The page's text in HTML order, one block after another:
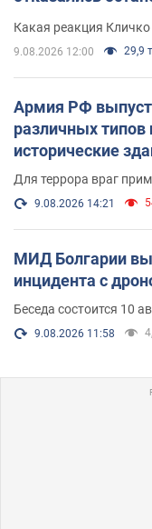
Какая реакция
9.08.2026 12:00 29,9
Армия РФ
различных типов
исторические
и видео
Для террора враг
9.08.2026 14:21
МИД Болгарии
инцидента с
Беседа состоится 10
9.08.2026 11:58